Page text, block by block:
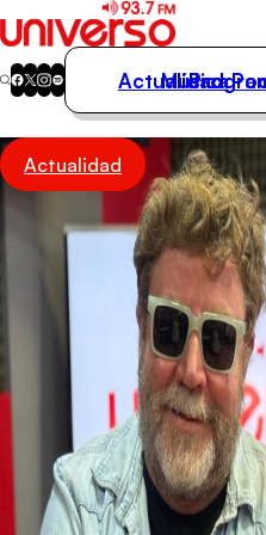
Actualidad
Música
Podcasts
Destacados
Actualidad
Música
Actualidad